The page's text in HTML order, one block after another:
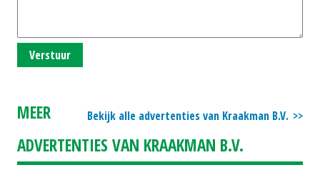
Verstuur
Bekijk alle advertenties van Kraakman B.V.
MEER
ADVERTENTIES VAN KRAAKMAN B.V.